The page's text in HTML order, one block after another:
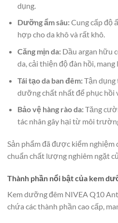
dụng.
Dưỡng ẩm sâu:Cung cấp độ
hợp cho da khô và rất khô.
Căng mịn da:Dầu argan hữu
da, cải thiện độ đàn hồi, mang
Tái tạo da ban đêm:Tận dụng
dưỡng chất nhất để phục hồi
Bảo vệ hàng rào da:Tăng
tác nhân gây hại từ môi
Sản phẩm đã được kiểm nghiệm
chuẩn chất lượng nghiêm ngặt
Thành phần nổi bật của kem
Kem dưỡng đêm NIVEA Q10
chứa các thành phần cao cấp,